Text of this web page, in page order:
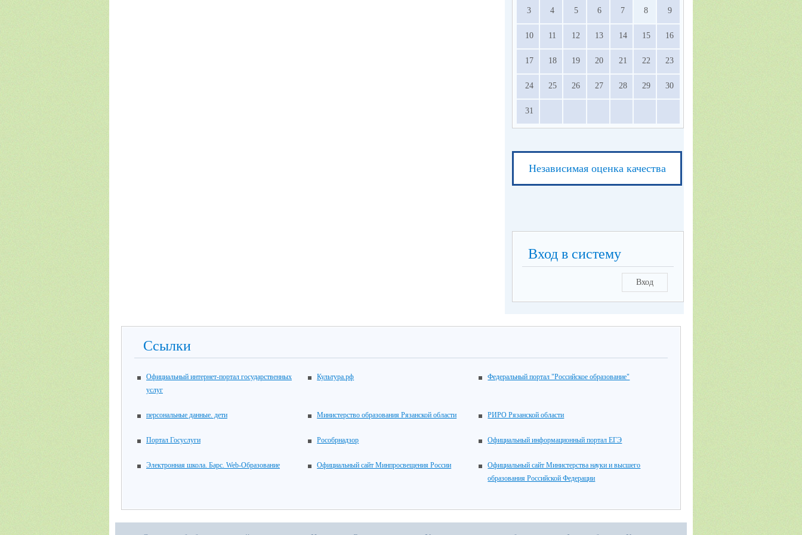
3 4 5 6 7 8 9
10 11 12 13 14 15 16
17 18 19 20 21 22 23
24 25 26 27 28 29 30
31
Независимая оценка качества
Вход в систему
Вход
Ссылки
Официальный интернет-портал государственных
услуг
Культура.рф Федеральный портал "Российское образование"
персональные данные. дети Министерство образования Рязанской области РИРО Рязанской области
Портал Госуслуги Рособрнадзор Официальный информационный портал ЕГЭ
Электронная школа. Барс. Web-Образование Официальный сайт Минпросвещения России
Официальный сайт Министерства науки и высшего
образования Российской Федерации